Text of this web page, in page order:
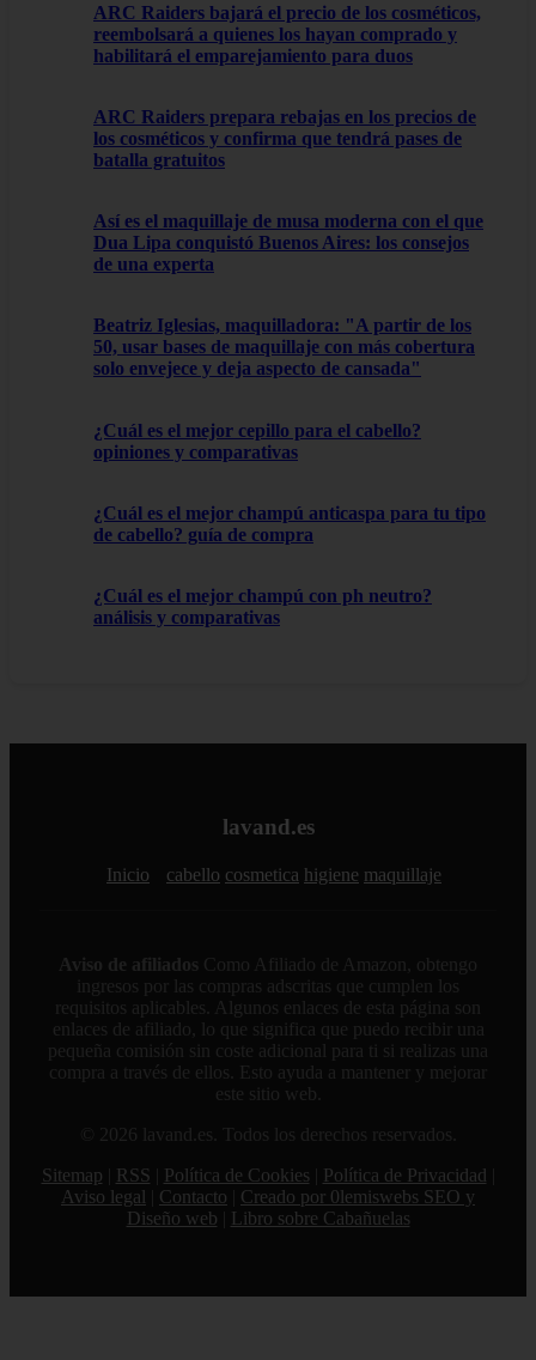
ARC Raiders bajará el precio de los cosméticos,
reembolsará a quienes los hayan comprado y
habilitará el emparejamiento para duos
ARC Raiders prepara rebajas en los precios de
los cosméticos y confirma que tendrá pases de
batalla gratuitos
Así es el maquillaje de musa moderna con el que
Dua Lipa conquistó Buenos Aires: los consejos
de una experta
Beatriz Iglesias, maquilladora: "A partir de los
50, usar bases de maquillaje con más cobertura
solo envejece y deja aspecto de cansada"
¿Cuál es el mejor cepillo para el cabello?
opiniones y comparativas
¿Cuál es el mejor champú anticaspa para tu tipo
de cabello? guía de compra
¿Cuál es el mejor champú con ph neutro?
análisis y comparativas
lavand.es
Inicio cabello cosmetica higiene maquillaje
Aviso de afiliados Como Afiliado de Amazon, obtengo
ingresos por las compras adscritas que cumplen los
requisitos aplicables. Algunos enlaces de esta página son
enlaces de afiliado, lo que significa que puedo recibir una
pequeña comisión sin coste adicional para ti si realizas una
compra a través de ellos. Esto ayuda a mantener y mejorar
este sitio web.
© 2026 lavand.es. Todos los derechos reservados.
Sitemap
RSS Política de Cookies Política de Privacidad
Aviso legal
Contacto
Creado por 0lemiswebs SEO y
Diseño web
Libro sobre Cabañuelas